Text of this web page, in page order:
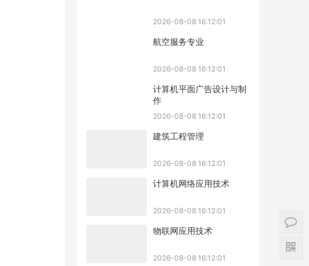
2026-08-08 16:12:01
航空服务专业
2026-08-08 16:12:01
计算机平面广告设计与制
作
2026-08-08 16:12:01
建筑工程管理
2026-08-08 16:12:01
计算机网络应用技术
2026-08-08 16:12:01
物联网应用技术
2026-08-08 16:12:01